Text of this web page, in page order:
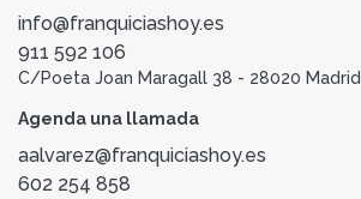
info@franquiciashoy.es
911 592 106
C/Poeta Joan Maragall 38 - 28020 Madrid
Agenda una llamada
aalvarez@franquiciashoy.es
602 254 858